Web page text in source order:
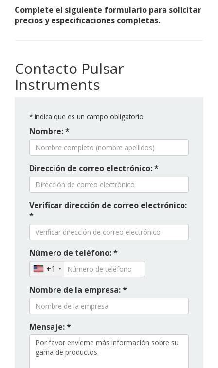
Complete el siguiente formulario para solicitar
precios y especificaciones completas.
Contacto Pulsar
Instruments
* indica que es un campo obligatorio
Nombre: *
Dirección de correo electrónico: *
Verificar dirección de correo electrónico:
*
Número de teléfono: *
+1
Nombre de la empresa: *
Mensaje: *